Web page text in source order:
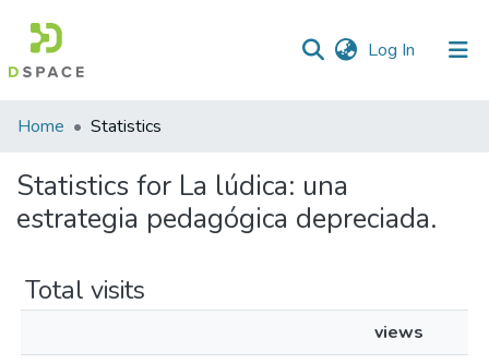
Log In (current)
Home Statistics
Statistics for La lúdica: una
estrategia pedagógica depreciada.
Total visits
views